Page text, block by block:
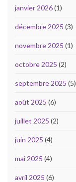
janvier 2026(1)
décembre 2025 (3)
novembre 2025 (1)
octobre 2025 (2)
septembre 2025 (5)
août 2025 (6)
juillet 2025 (2)
juin 2025 (4)
mai 2025 (4)
avril 2025 (6)